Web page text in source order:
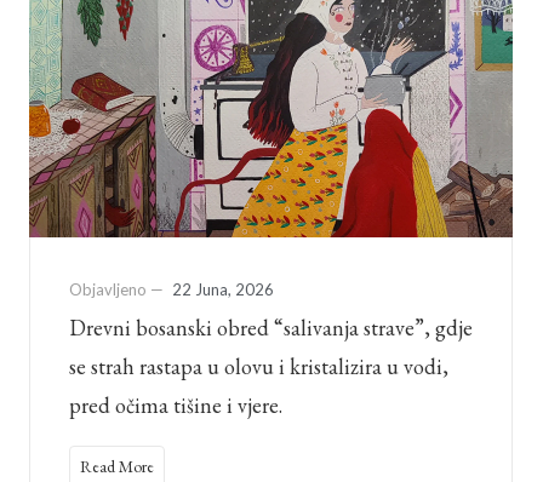
Objavljeno — 22 Juna, 2026
Drevni bosanski obred “salivanja strave”, gdje
se strah rastapa u olovu i kristalizira u vodi,
pred očima tišine i vjere.
Read More